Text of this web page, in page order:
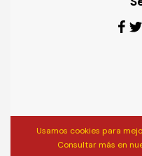
Usamos cookies para
Consultar más en